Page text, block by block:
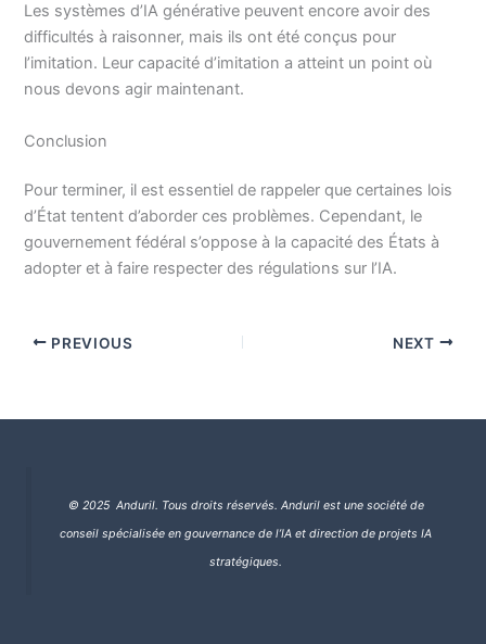
Les systèmes d’IA générative peuvent encore avoir des
difficultés à raisonner, mais ils ont été conçus pour
l’imitation. Leur capacité d’imitation a atteint un point où
nous devons agir maintenant.
Conclusion
Pour terminer, il est essentiel de rappeler que certaines lois
d’État tentent d’aborder ces problèmes. Cependant, le
gouvernement fédéral s’oppose à la capacité des États à
adopter et à faire respecter des régulations sur l’IA.
PREVIOUS NEXT
© 2025 Anduril. Tous droits réservés. Anduril est une société de
conseil spécialisée en gouvernance de l’IA et direction de projets IA
stratégiques.